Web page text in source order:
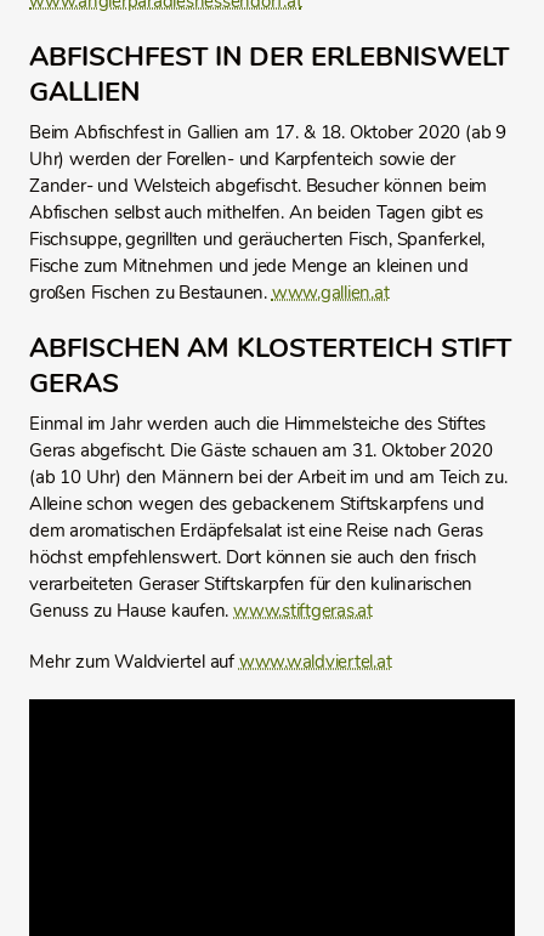
ABFISCHFEST IN DER ERLEBNISWELT
GALLIEN
Beim Abfischfest in Gallien am 17. & 18. Oktober 2020 (ab 9
Uhr) werden der Forellen- und Karpfenteich sowie der
Zander- und Welsteich abgefischt. Besucher können beim
Abfischen selbst auch mithelfen. An beiden Tagen gibt es
Fischsuppe, gegrillten und geräucherten Fisch, Spanferkel,
Fische zum Mitnehmen und jede Menge an kleinen und
großen Fischen zu Bestaunen.www.gallien.at
ABFISCHEN AM KLOSTERTEICH STIFT
GERAS
Einmal im Jahr werden auch die Himmelsteiche des Stiftes
Geras abgefischt. Die Gäste schauen am 31. Oktober 2020
(ab 10 Uhr) den Männern bei der Arbeit im und am Teich zu.
Alleine schon wegen des gebackenem Stiftskarpfens und
dem aromatischen Erdäpfelsalat ist eine Reise nach Geras
höchst empfehlenswert. Dort können sie auch den frisch
verarbeiteten Geraser Stiftskarpfen für den kulinarischen
Genuss zu Hause kaufen. www.stiftgeras.at
Mehr zum Waldviertel aufwww.waldviertel.at